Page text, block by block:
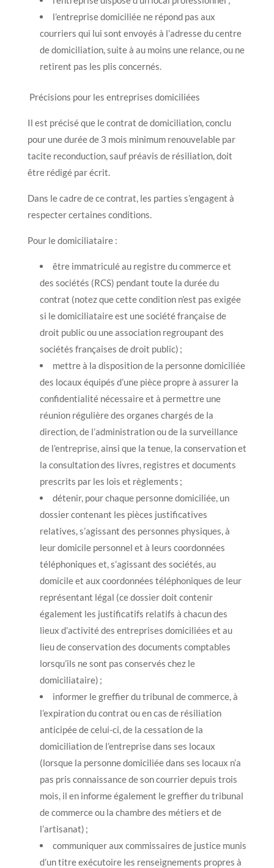
l’entreprise domiciliée ne répond pas aux
courriers qui lui sont envoyés à l’adresse du centre
de domiciliation, suite à au moins une relance, ou ne
retirent pas les plis concernés.
Précisions pour les entreprises domiciliées
Il est précisé que le contrat de domiciliation, conclu
pour une durée de 3 mois minimum renouvelable par
tacite reconduction, sauf préavis de résiliation, doit
être rédigé par écrit.
Dans le cadre de ce contrat, les parties s’engagent à
respecter certaines conditions.
Pour le domiciliataire :
être immatriculé au registre du commerce et
des sociétés (RCS) pendant toute la durée du
contrat (notez que cette condition n’est pas exigée
si le domiciliataire est une société française de
droit public ou une association regroupant des
sociétés françaises de droit public) ;
mettre à la disposition de la personne domiciliée
des locaux équipés d’une pièce propre à assurer la
confidentialité nécessaire et à permettre une
réunion régulière des organes chargés de la
direction, de l’administration ou de la surveillance
de l’entreprise, ainsi que la tenue, la conservation et
la consultation des livres, registres et documents
prescrits par les lois et règlements ;
détenir, pour chaque personne domiciliée, un
dossier contenant les pièces justificatives
relatives, s’agissant des personnes physiques, à
leur domicile personnel et à leurs coordonnées
téléphoniques et, s’agissant des sociétés, au
domicile et aux coordonnées téléphoniques de leur
représentant légal (ce dossier doit contenir
également les justificatifs relatifs à chacun des
lieux d’activité des entreprises domiciliées et au
lieu de conservation des documents comptables
lorsqu’ils ne sont pas conservés chez le
domiciliataire) ;
informer le greffier du tribunal de commerce, à
l’expiration du contrat ou en cas de résiliation
anticipée de celui-ci, de la cessation de la
domiciliation de l’entreprise dans ses locaux
(lorsque la personne domiciliée dans ses locaux n’a
pas pris connaissance de son courrier depuis trois
mois, il en informe également le greffier du tribunal
de commerce ou la chambre des métiers et de
l’artisanat) ;
communiquer aux commissaires de justice munis
d’un titre exécutoire les renseignements propres à